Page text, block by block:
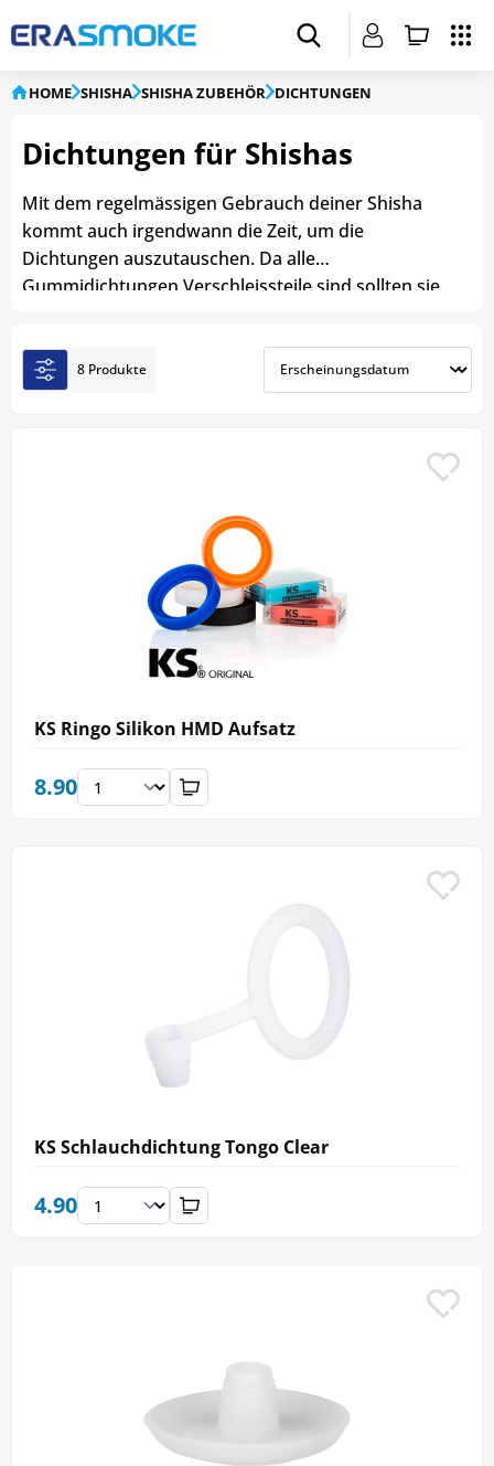
HOME SHISHA SHISHA ZUBEHÖR DICHTUNGEN
Dichtungen für Shishas
Mit dem regelmässigen Gebrauch deiner Shisha
kommt auch irgendwann die Zeit, um die
Dichtungen auszutauschen. Da alle
Gummidichtungen Verschleissteile sind sollten sie
Onlineshop findest du eine breite Auswahl an
Dichtungen für die Rauchsäule, Tabakkopf oder
Shishaschlauch aus hochwertigem Silikon. Wir
8 Produkte
KS Ringo Silikon HMD Aufsatz
8.90
KS Schlauchdichtung Tongo Clear
4.90